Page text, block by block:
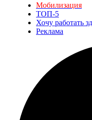
Мобилизация
ТОП-5
Хочу работать
Реклама